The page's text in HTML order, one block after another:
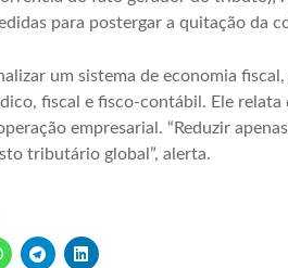
para postergar a quitação da
um sistema de economia
fiscal e fisco-contábil. Ele
empresarial. “Reduzir
tributário global”, alerta.